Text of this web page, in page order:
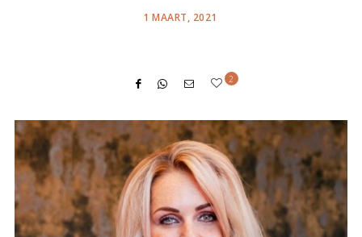
POSTED
1 MAART, 2021
2